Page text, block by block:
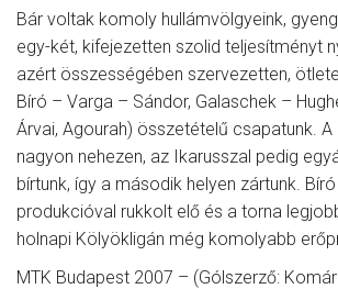
Bár voltak komoly hullámvölgyeink,
egy-két, kifejezetten szolid teljesítményt
azért összességében szervezetten,
Bíró – Varga – Sándor, Galaschek –
Árvai, Agourah) összetételű csapatunk. A
nagyon nehezen, az Ikarusszal pedig
bírtunk, így a második helyen zártunk.
produkcióval rukkolt elő és a torna
holnapi Kölyökligán még komolyabb
MTK Budapest 2007 – (Gólszerző: